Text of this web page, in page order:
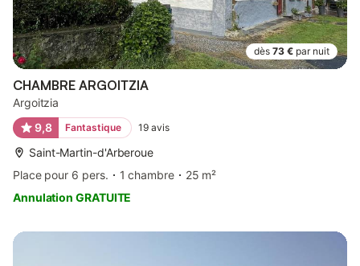
dès 73 € par nuit
CHAMBRE ARGOITZIA
Argoitzia
9,8
Fantastique 19 avis
Saint-Martin-d'Arberoue
Place pour 6 pers.
1 chambre
25 m²
Annulation GRATUITE